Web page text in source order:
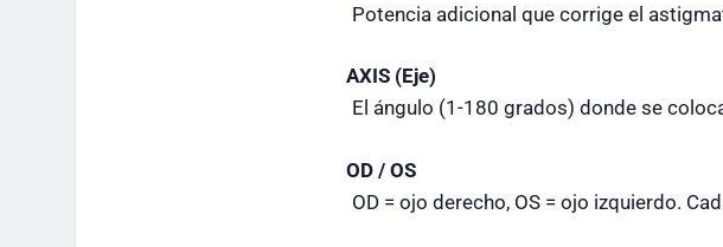
Potencia adicional que corrige el
AXIS (Eje)
El ángulo (1-180 grados) donde se
OD / OS
OD = ojo derecho, OS = ojo izquierdo.